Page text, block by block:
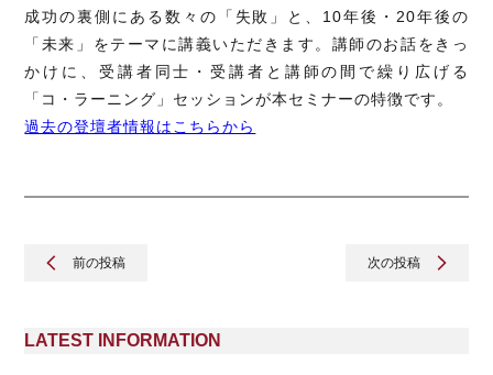
成功の裏側にある数々の「失敗」と、10年後・20年後の
「未来」をテーマに講義いただきます。講師のお話をきっ
かけに、受講者同士・受講者と講師の間で繰り広げる
「コ・ラーニング」セッションが本セミナーの特徴です。
過去の登壇者情報はこちらから
前の投稿 次の投稿
LATEST INFORMATION